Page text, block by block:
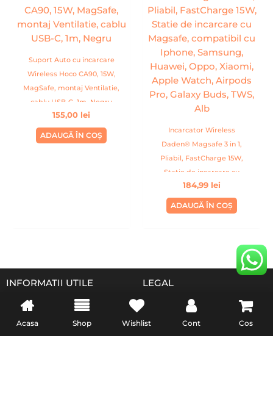
Suport Auto cu incarcare
Wireless Hoco CA90, 15W,
MagSafe, montaj Ventilatie,
cablu USB-C, 1m, Negru
155,00 lei
ADAUGĂ ÎN COȘ
Incarcator Wireless
Daden® Magsafe 3 in 1,
Pliabil, FastCharge 15W,
Statie de incarcare cu
Magsafe, compatibil cu
Iphone, Samsung, Huawei,
Oppo, Xiaomi, Apple Watch,
184,99 lei
ADAUGĂ ÎN COȘ
INFORMATII UTILE
Livrare
Politica de retur
LEGAL
Termeni & Conditii
Confidentialitate
Acasa Shop Wishlist Cont Cos